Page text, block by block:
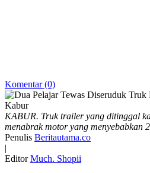
Komentar (0)
KABUR. Truk trailer yang ditinggal
menabrak motor yang menyebabkan
Penulis Beritautama.co
|
Editor Much. Shopii